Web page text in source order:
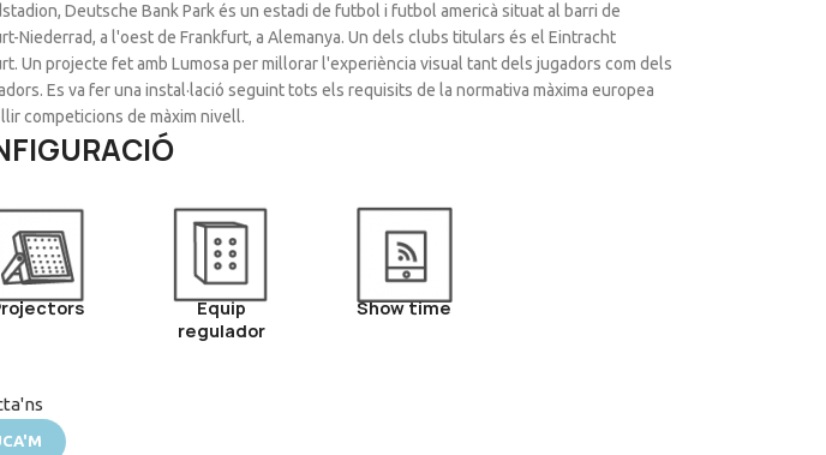
Deutsche Bank Park és un estadi de futbol i futbol americà situat al barri de
Niederrad, a l'oest de Frankfurt, a Alemanya. Un dels clubs titulars és el Eintracht
Un projecte fet amb Lumosa per millorar l'experiència visual tant dels jugadors com dels
Es va fer una instal·lació seguint tots els requisits de la normativa màxima europea
competicions de màxim nivell.
Equip
regulador
Show time